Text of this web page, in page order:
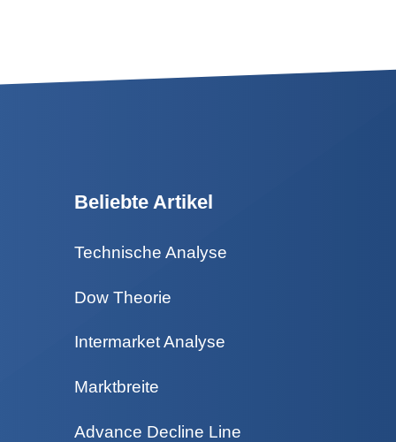
Beliebte Artikel
Technische Analyse
Dow Theorie
Intermarket Analyse
Marktbreite
Advance Decline Line